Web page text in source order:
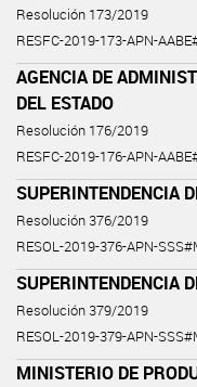
Resolución 173/2019
RESFC-2019-173-APN-
AGENCIA DE
DEL ESTADO
Resolución 176/2019
RESFC-2019-176-APN-
SUPERINTENDENCIA
Resolución 376/2019
RESOL-2019-376-APN-
SUPERINTENDENCIA
Resolución 379/2019
RESOL-2019-379-APN-
MINISTERIO DE